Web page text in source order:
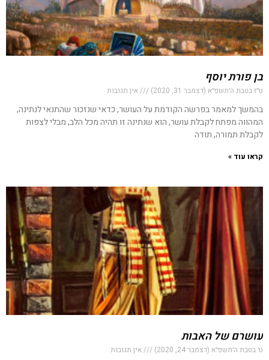
בן פורת יוסף
ט״ז בטבת ה׳תשפ״א (דצמבר 31, 2020) אין תגובות
בהמשך למאמר בפרשה הקודמת על העושר, כדאי שנזכור שהתנאי לנתינה,
המהווה מפתח לקבלת עושר, הוא שנתינה זו תהיה מכל הלב, מבלי לצפות
לקבלת תמורה, תודה
קראו עוד »
עושרם של האבות
ט׳ בטבת ה׳תשפ״א (דצמבר 24, 2020) אין תגובות